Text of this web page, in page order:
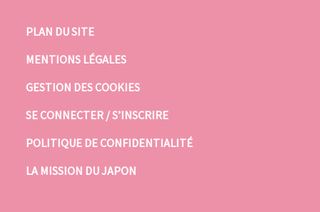
PLAN DU SITE
MENTIONS LÉGALES
GESTION DES COOKIES
SE CONNECTER / S’INSCRIRE
POLITIQUE DE CONFIDENTIALITÉ
LA MISSION DU JAPON